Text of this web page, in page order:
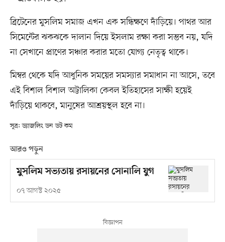
ব্রিটেনের মুসলিম সমাজ এখন এক সন্ধিক্ষণে দাঁড়িয়ে। পাথর আর
সিমেন্টের ঝকঝকে দালান দিয়ে ইসলাম রক্ষা করা সম্ভব নয়, যদি
না সেখানে প্রাণের সঞ্চার করার মতো যোগ্য নেতৃত্ব থাকে।
মিম্বর থেকে যদি আধুনিক সময়ের সমস্যার সমাধান না আসে, তবে
এই বিশাল বিশাল অট্টালিকা কেবল ইতিহাসের সাক্ষী হয়েই
দাঁড়িয়ে থাকবে, মানুষের আশ্রয়স্থল হবে না।
সূত্র: ড্যাজলিং ডন ডট কম
আরও পড়ুন
মুসলিম সভ্যতায় রসায়নের সোনালি যুগ
০৭ আগস্ট ২০২৫